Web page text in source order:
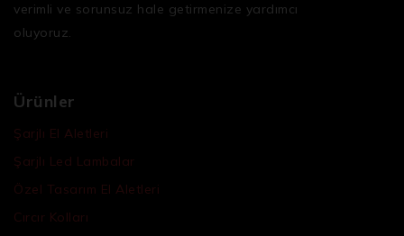
verimli ve sorunsuz hale getirmenize yardımcı
oluyoruz.
Ürünler
Şarjlı El Aletleri
Şarjlı Led Lambalar
Özel Tasarım El Aletleri
Cırcır Kolları